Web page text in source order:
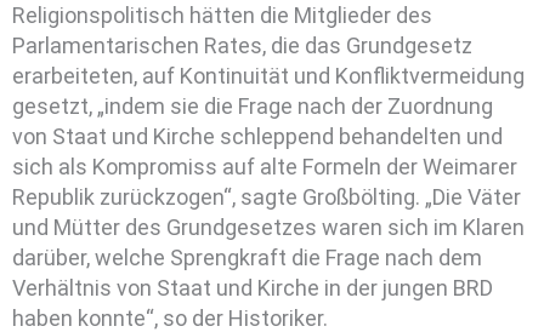
Religionspolitisch hätten die Mitglieder des
Parlamentarischen Rates, die das Grundgesetz
erarbeiteten, auf Kontinuität und Konfliktvermeidung
gesetzt, „indem sie die Frage nach der Zuordnung
von Staat und Kirche schleppend behandelten und
sich als Kompromiss auf alte Formeln der Weimarer
Republik zurückzogen“, sagte Großbölting. „Die Väter
und Mütter des Grundgesetzes waren sich im Klaren
darüber, welche Sprengkraft die Frage nach dem
Verhältnis von Staat und Kirche in der jungen BRD
haben konnte“, so der Historiker.